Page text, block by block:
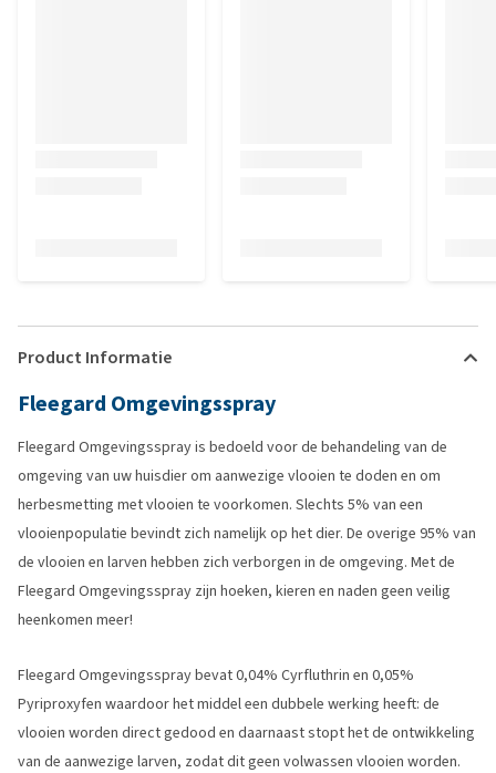
Product Informatie
Fleegard Omgevingsspray
Fleegard Omgevingsspray is bedoeld voor de behandeling van de
omgeving van uw huisdier om aanwezige vlooien te doden en om
herbesmetting met vlooien te voorkomen. Slechts 5% van een
vlooienpopulatie bevindt zich namelijk op het dier. De overige 95% van
de vlooien en larven hebben zich verborgen in de omgeving. Met de
Fleegard Omgevingsspray zijn hoeken, kieren en naden geen veilig
heenkomen meer!
Fleegard Omgevingsspray bevat 0,04% Cyrfluthrin en 0,05%
Pyriproxyfen waardoor het middel een dubbele werking heeft: de
vlooien worden direct gedood en daarnaast stopt het de ontwikkeling
van de aanwezige larven, zodat dit geen volwassen vlooien worden.